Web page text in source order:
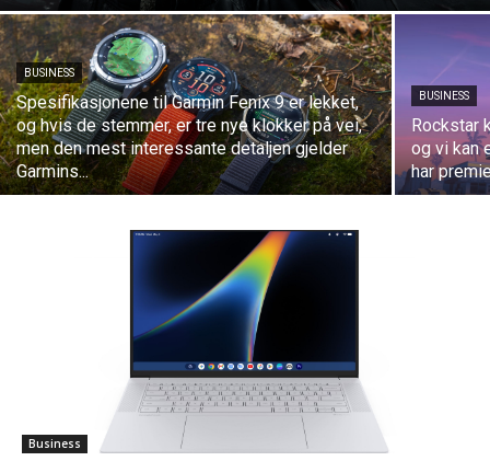
BUSINESS
Spesifikasjonene til Garmin Fenix ​​9 er lekket,
og hvis de stemmer, er tre nye klokker på vei,
men den mest interessante detaljen gjelder
Garmins...
BUSINESS
Rockstar
og vi kan
har
Business